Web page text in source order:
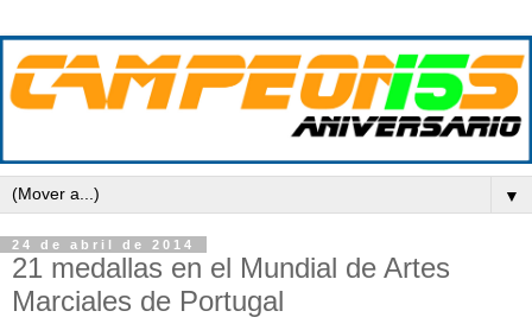
▼
24 de abril de 2014
21 medallas en el Mundial de Artes
Marciales de Portugal